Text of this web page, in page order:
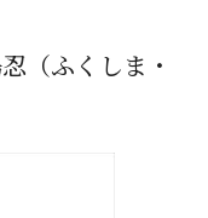
（ふくしま・